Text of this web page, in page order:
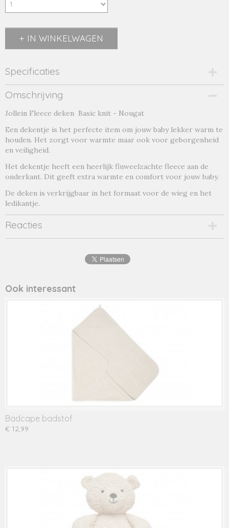
IN WINKELWAGEN
Specificaties
Productcode
nougat-1-18847
Productcode leverancier
Afmetingen (l,b,h)
150 x 100 x 0 cm
Omschrijving
Jollein Fleece deken Basic knit - Nougat
Een dekentje is het perfecte item om jouw baby lekker warm te
houden. Het zorgt voor warmte maar ook voor geborgenheid
en veiligheid.
Het dekentje heeft een heerlijk fluweelzachte fleece aan de
onderkant. Dit geeft extra warmte en comfort voor jouw baby.
De deken is verkrijgbaar in het formaat voor de wieg en het
ledikantje.
Reacties
Ook interessant
Badcape badstof
€ 12,99